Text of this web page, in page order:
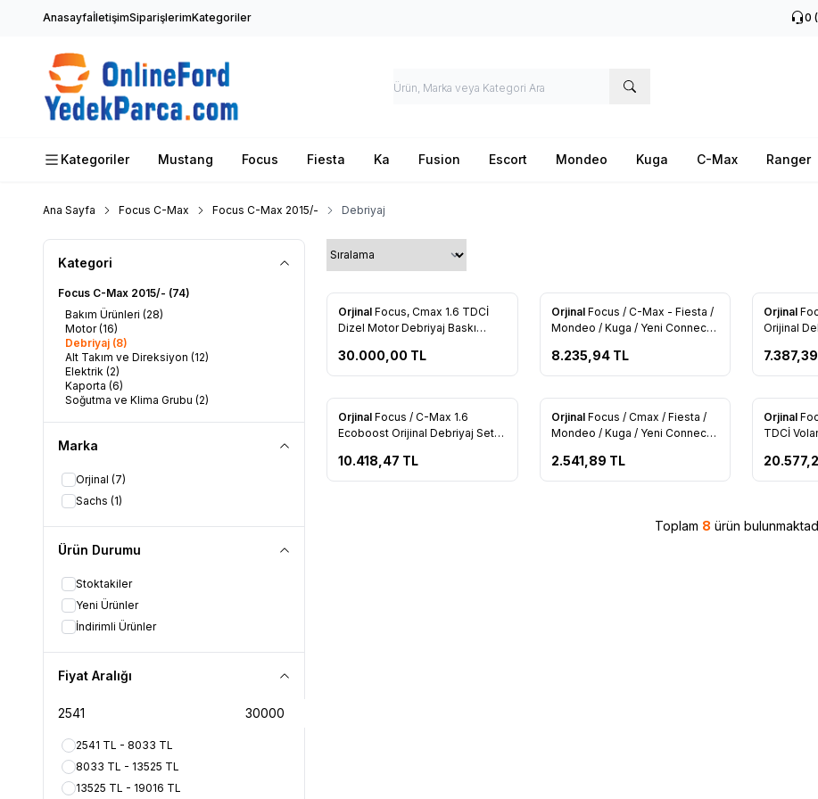
AnasayfaİletişimSiparişlerimKategoriler 0
Kategoriler Mustang Focus Fiesta Ka Fusion Escort Mondeo Kuga C-Max Ranger
Ana Sayfa Focus C-Max Focus C-Max 2015/- Debriyaj
Kategori
Focus C-Max 2015/- (74)
Bakım Ürünleri (28)
Motor(16)
Debriyaj (8)
Alt Takım ve Direksiyon (12)
Elektrik (2)
Kaporta (6)
Soğutma ve Klima Grubu (2)
Marka
Orjinal (7)
Sachs (1)
Ürün Durumu
Stoktakiler
Yeni Ürünler
İndirimli Ürünler
Fiyat Aralığı
2541 TL - 8033 TL
8033 TL - 13525 TL
13525 TL - 19016 TL
Favorilere Ekle
Orjinal Focus, Cmax 1.6 TDCİ
Dizel Motor Debriyaj Baskı
30.000,00 TL
Favorilere Ekle
Tükendi
Orjinal Focus / C-Max - Fiesta /
Mondeo / Kuga / Yeni Connect
Seti (FM51 7540 AB)
8.235,94TL
Tükendi
Orjinal
Orijinal
7.387,39
Favorilere Ekle
Tükendi
Orjinal Focus / C-Max 1.6
Ecoboost Orijinal Debriyaj Seti
10.418,47 TL
Favorilere Ekle
Tükendi
Orjinal Focus / Cmax / Fiesta /
Mondeo / Kuga / Yeni Connect
Şanzuman Çıkış Üçgen Bilya 6
İleri Manuel Şanzuman (AV6R
2.541,89 TL
Tükendi
Orjinal
TDCİ
Toplam 8 ürün